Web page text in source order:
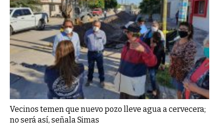
Vecinos temen que nuevo pozo lleve agua a cervecera;
no será así, señala Simas